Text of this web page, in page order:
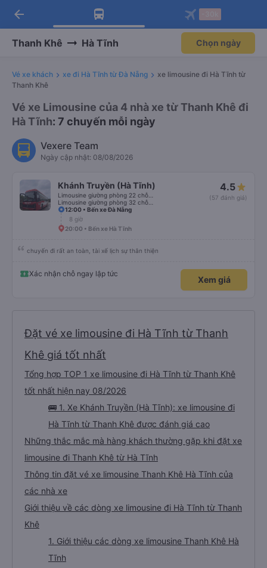
Tải app Vexere ngay!
Nhận ưu đãi thành viên độc
Mở app
Tải app Vexere
-30k/ghế khi đặt vé máy bay qua
Mở app
arrow_back
Thanh Khê Hà Tĩnh Chọn ngày
Vé xe khách xe đi Hà Tĩnh từ Đà Nẵng
xe limousine đi Hà Tĩnh từ
Thanh Khê
Vé xe Limousine của 4 nhà xe từ Thanh Khê đi
Hà Tĩnh: 7 chuyến mỗi ngày
Vexere Team
Ngày cập nhật: 08/08/2026
Khánh Truyền (Hà Tĩnh) 4.5
(57 đánh giá)
12:00 • Bến xe Đà Nẵng
8 giờ
20:00 • Bến xe Hà Tĩnh
chuyến đi rất an toàn, tài xế lịch sự thân thiện
Xác nhận chỗ ngay lập tức
Xem giá
Đặt vé xe limousine đi Hà Tĩnh từ Thanh
Khê giá tốt nhất
Tổng hợp TOP 1 xe limousine đi Hà Tĩnh từ Thanh Khê
tốt nhất hiện nay 08/2026
🚌 1. Xe Khánh Truyền (Hà Tĩnh): xe limousine đi
Hà Tĩnh từ Thanh Khê được đánh giá cao
Những thắc mắc mà hàng khách thường gặp khi đặt xe
limousine đi Thanh Khê từ Hà Tĩnh
Thông tin đặt vé xe limousine Thanh Khê Hà Tĩnh của
các nhà xe
Giới thiệu về các dòng xe limousine đi Hà Tĩnh từ Thanh
Khê
1. Giới thiệu các dòng xe limousine Thanh Khê Hà
Tĩnh